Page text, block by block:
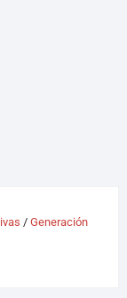
/ Generación